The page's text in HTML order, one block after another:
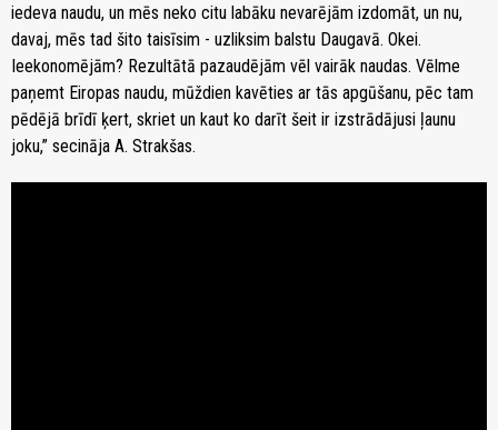
iedeva naudu, un mēs neko citu labāku nevarējām izdomāt, un nu,
davaj, mēs tad šito taisīsim - uzliksim balstu Daugavā. Okei.
Ieekonomējām? Rezultātā pazaudējām vēl vairāk naudas. Vēlme
paņemt Eiropas naudu, mūždien kavēties ar tās apgūšanu, pēc tam
pēdējā brīdī ķert, skriet un kaut ko darīt šeit ir izstrādājusi ļaunu
joku,” secināja A. Strakšas.